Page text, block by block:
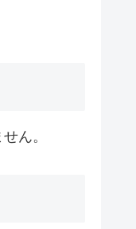
ん。